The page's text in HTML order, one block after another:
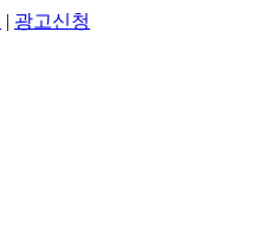
| 광고신청